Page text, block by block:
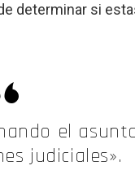
determinar si
el
judiciales».